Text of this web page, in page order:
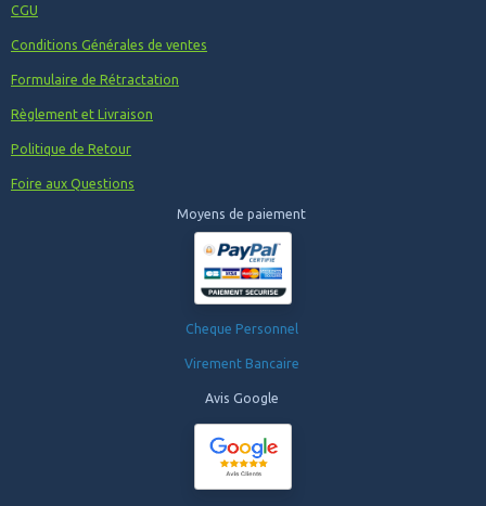
CGU
Conditions Générales de ventes
Formulaire de Rétractation
Règlement et Livraison
Politique de Retour
Foire aux Questions
Moyens de paiement
Cheque Personnel
Virement Bancaire
Avis Google